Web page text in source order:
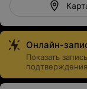
Онлайн-
Показать